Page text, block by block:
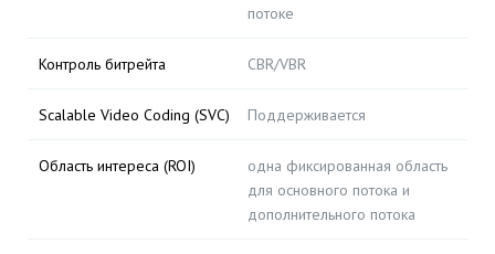
потоке
Контроль битрейта CBR/VBR
Scalable Video Coding (SVC) Поддерживается
Область интереса (ROI)
одна фиксированная область
для основного потока и
дополнительного потока